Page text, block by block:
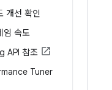
개선 확인
임 속도
API 참조
Tuner